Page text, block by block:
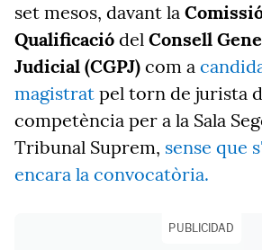
set mesos, davant la
Qualificació del Consell
Judicial (CGPJ) com a
magistrat pel torn de jurista
competència per a la Sala
Tribunal Suprem, sense que
encara la convocatòria.
PUBLICIDAD